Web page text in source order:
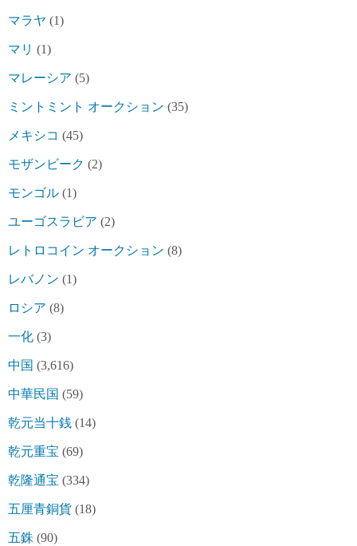
マラヤ (1)
マリ (1)
マレーシア (5)
ミントミント オークション (35)
メキシコ (45)
モザンビーク (2)
モンゴル (1)
ユーゴスラビア (2)
レトロコイン オークション (8)
レバノン (1)
ロシア (8)
一化 (3)
中国 (3,616)
中華民国 (59)
乾元当十銭 (14)
乾元重宝 (69)
乾隆通宝 (334)
五厘青銅貨 (18)
五銖 (90)